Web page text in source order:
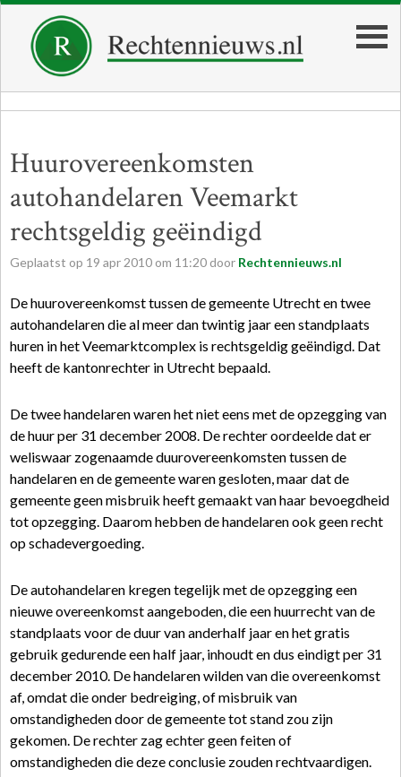
Huurovereenkomsten
autohandelaren Veemarkt
rechtsgeldig geëindigd
Geplaatst op 19 apr 2010 om 11:20 door Rechtennieuws.nl
De huurovereenkomst tussen de gemeente Utrecht en twee
autohandelaren die al meer dan twintig jaar een standplaats
huren in het Veemarktcomplex is rechtsgeldig geëindigd. Dat
heeft de kantonrechter in Utrecht bepaald.
De twee handelaren waren het niet eens met de opzegging van
de huur per 31 december 2008. De rechter oordeelde dat er
weliswaar zogenaamde duurovereenkomsten tussen de
handelaren en de gemeente waren gesloten, maar dat de
gemeente geen misbruik heeft gemaakt van haar bevoegdheid
tot opzegging. Daarom hebben de handelaren ook geen recht
op schadevergoeding.
De autohandelaren kregen tegelijk met de opzegging een
nieuwe overeenkomst aangeboden, die een huurrecht van de
standplaats voor de duur van anderhalf jaar en het gratis
gebruik gedurende een half jaar, inhoudt en dus eindigt per 31
december 2010. De handelaren wilden van die overeenkomst
af, omdat die onder bedreiging, of misbruik van
omstandigheden door de gemeente tot stand zou zijn
gekomen. De rechter zag echter geen feiten of
omstandigheden die deze conclusie zouden rechtvaardigen.